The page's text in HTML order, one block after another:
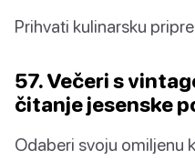
Prihvati kulinarsku
57. Večeri s
čitanje jesenske
Odaberi svoju omiljenu